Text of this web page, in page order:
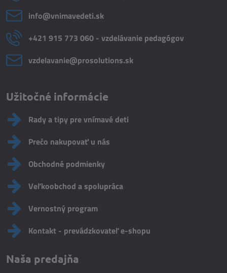
info​@vnimavedeti​.sk
+421 915 773 060 - vzdelávanie pedagógov
vzdelavanie​@prosolutions​.sk
Užitočné informácie
Rady a tipy pre vnímavé deti
Prečo nakupovať u nás
Obchodné podmienky
Veľkoobchod a spolupráca
Vernostný program
Kontakt - prevádzkovateľ e-shopu
Naša predajňa